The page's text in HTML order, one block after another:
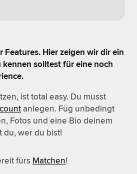
Features. Hier zeigen wir dir ein
kennen solltest für eine noch
ist total easy. Du musst
anlegen. Füg unbedingt
Fotos und eine Bio deinem
du, wer du bist!
fürs Matchen!